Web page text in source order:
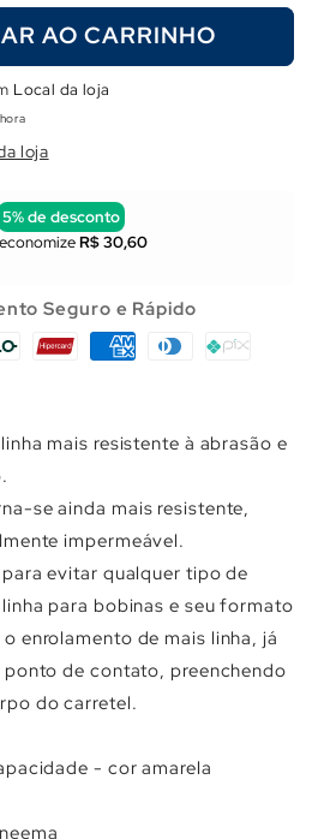
AO CARRINHO
Local da loja
loja
5% de desconto
R$ 30,60
Seguro e Rápido
mais resistente à abrasão e
se ainda mais resistente,
impermeável.
evitar qualquer tipo de
para bobinas e seu formato
enrolamento de mais linha, já
de contato, preenchendo
do carretel.
- cor amarela